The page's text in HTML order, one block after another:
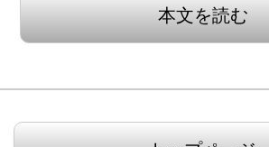
本文を読む